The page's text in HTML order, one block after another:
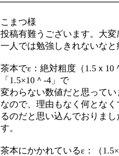
こまつ様
投稿有難うございます。大
一人では勉強しきれないな
茶本でε：絶対粗度（1.5ｘ
「1.5×10＾-4」で
変わらない数値だと思ってい
なので、理由もなく何とな
るのだと思い込んでおりま
す。
茶本にかかれているε：（